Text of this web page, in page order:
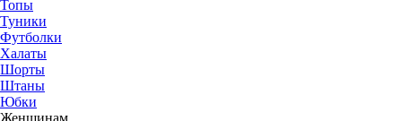
Топы
Туники
Футболки
Халаты
Шорты
Штаны
Юбки
Женщинам